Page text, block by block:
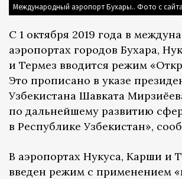
Международный аэропорт Бухары.. Фото с
С 1 октября 2019 года в
аэропортах городов Бухара,
и Термез вводится режим
Это прописано в указе
Узбекистана Шавката
по дальнейшему развитию
в Республике Узбекистан»,
В аэропортах Нукуса, Карши и
введен режим с применением